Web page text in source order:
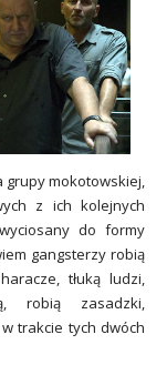
grupy mokotowskiej,
z ich kolejnych
do formy
gangsterzy robią
tłuką ludzi,
robią zasadzki,
trakcie tych dwóch